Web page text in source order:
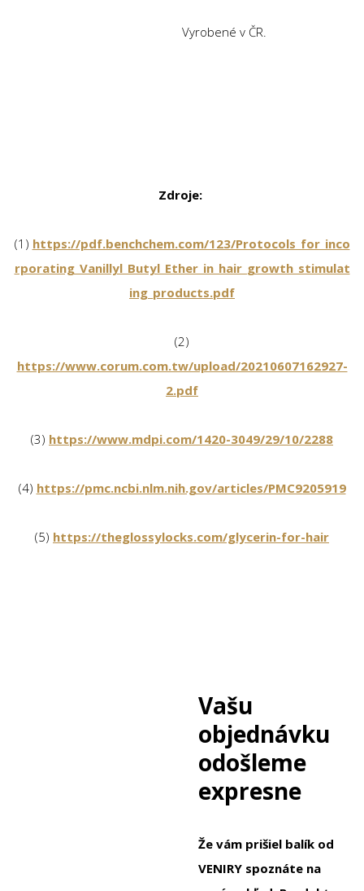
Vyrobené v ČR.
Zdroje:
(1) https://pdf.benchchem.com/123/Protocols_for_inco
rporating_Vanillyl_Butyl_Ether_in_hair_growth_stimulat
ing_products.pdf
(2)
https://www.corum.com.tw/upload/20210607162927-
2.pdf
(3) https://www.mdpi.com/1420-3049/29/10/2288
(4) https://pmc.ncbi.nlm.nih.gov/articles/PMC9205919
(5) https://theglossylocks.com/glycerin-for-hair
Vašu
objednávku
odošleme
expresne
Že vám prišiel balík od
VENIRY spoznáte na